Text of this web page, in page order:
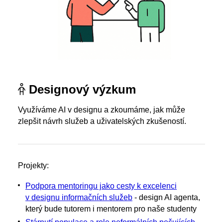
Designový výzkum
Využíváme AI v designu a zkoumáme, jak může
zlepšit návrh služeb a uživatelských zkušeností.
Projekty:
Podpora mentoringu jako cesty k excelenci
v designu informačních služeb - design AI agenta,
který bude tutorem i mentorem pro naše studenty